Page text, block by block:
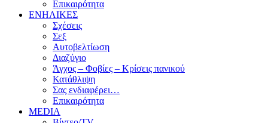
Επικαιρότητα
ΕΝΗΛΙΚΕΣ
Σχέσεις
Σεξ
Αυτοβελτίωση
Διαζύγιο
Άγχος – Φοβίες – Κρίσεις πανικού
Κατάθλιψη
Σας ενδιαφέρει…
Επικαιρότητα
MEDIA